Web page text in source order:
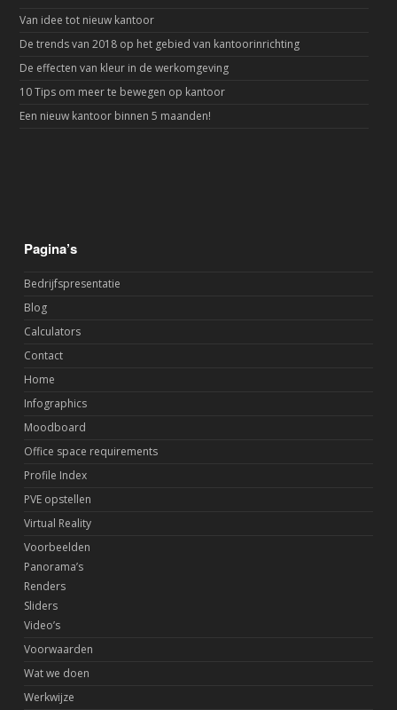
Van idee tot nieuw kantoor
De trends van 2018 op het gebied van kantoorinrichting
De effecten van kleur in de werkomgeving
10 Tips om meer te bewegen op kantoor
Een nieuw kantoor binnen 5 maanden!
Pagina’s
Bedrijfspresentatie
Blog
Calculators
Contact
Home
Infographics
Moodboard
Office space requirements
Profile Index
PVE opstellen
Virtual Reality
Voorbeelden
Panorama’s
Renders
Sliders
Video’s
Voorwaarden
Wat we doen
Werkwijze